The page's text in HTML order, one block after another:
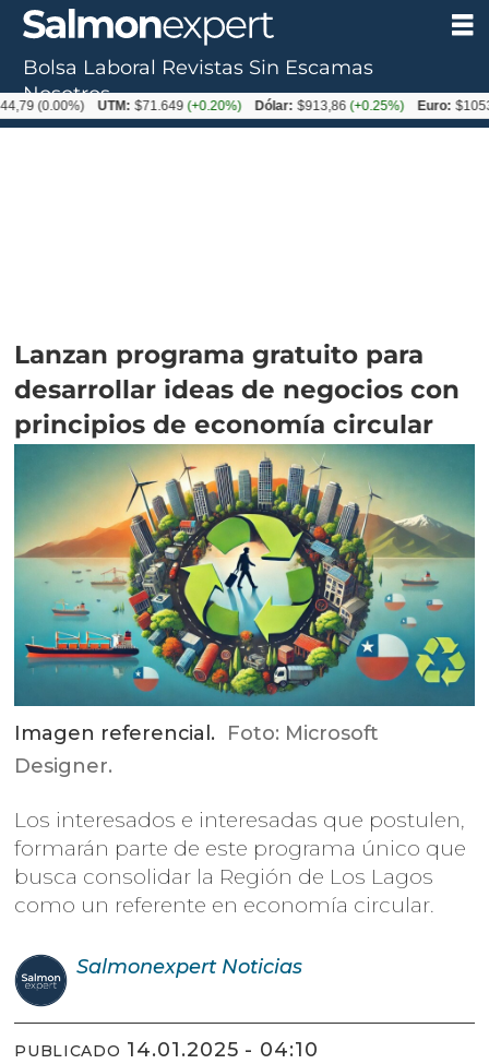
Lanzan programa gratuito para
desarrollar ideas de negocios con
principios de economía circular
Imagen referencial. Foto: Microsoft
Designer.
Los interesados e interesadas que postulen,
formarán parte de este programa único que
busca consolidar la Región de Los Lagos
como un referente en economía circular.
Salmonexpert Noticias
PUBLICADO 14.01.2025 - 04:10
Bolsa Laboral Revistas Sin Escamas
Nosotros
UTM: $71.649(+0.20%) Dólar: $913,86(+0.25%) Euro: $1053,08(-